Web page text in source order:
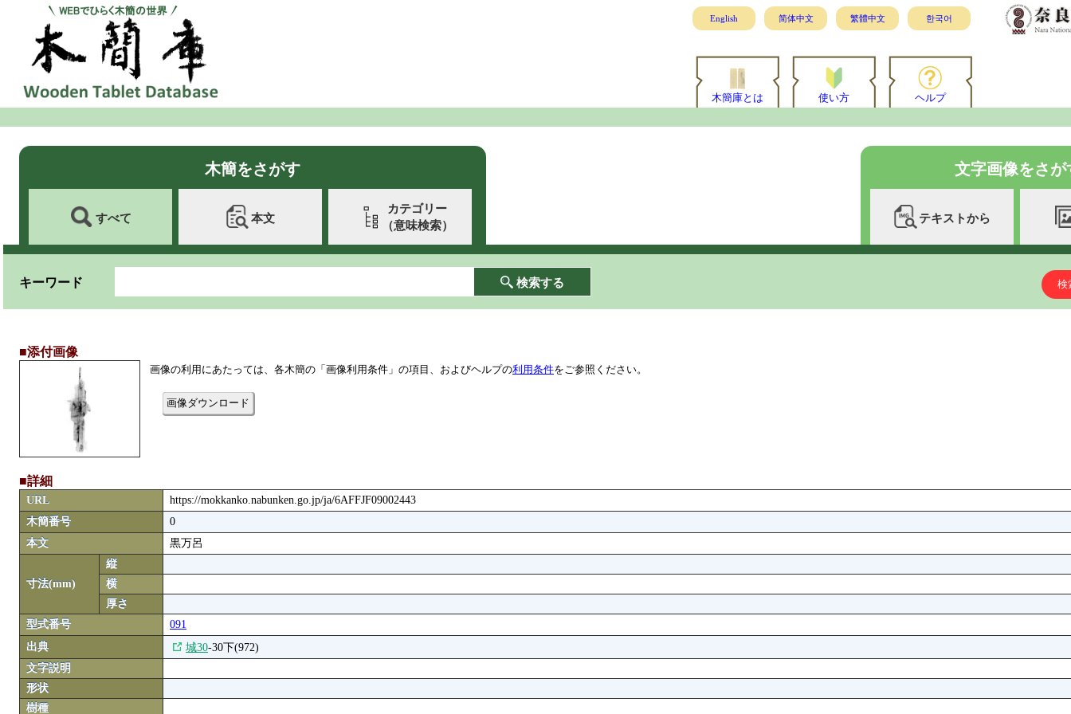
English 简体中文 繁體中文 한국어
木簡庫とは 使い方 ヘルプ
木簡をさがす
すべて 本文
カテゴリー
（意味検索）
文字画像をさが
テキストから
キーワード 検索する 検
■添付画像
画像の利用にあたっては、各木簡の「画像利用条件」の項目、およびヘルプの利用条件をご参照ください。
画像ダウンロード
■詳細
URL
https://mokkanko.nabunken.go.jp/ja/6AFFJF09002443
木簡番号
0
本文
黒万呂
寸法(mm)
縦
横
厚さ
型式番号
091
出典
城30-30下(972)
文字説明
形状
樹種